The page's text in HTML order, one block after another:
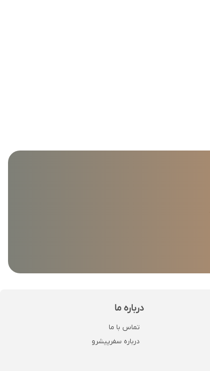
درباره ما
تماس با ما
درباره سفرپیشرو